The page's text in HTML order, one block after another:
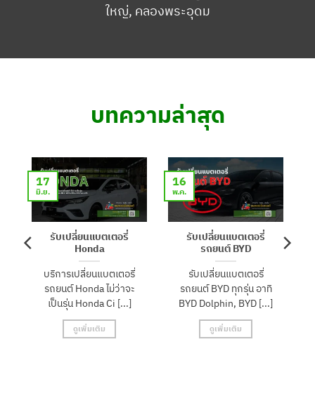
ใหญ่, คลองพระอุดม
บทความล่าสุด
รับเปลี่ยนแบตเตอรี่
Honda
บริการเปลี่ยนแบตเตอรี่
รถยนต์ Honda ไม่ว่าจะ
เป็นรุ่น Honda Ci [...]
ดูเพิ่มเติม
17
มิ.ย.
รับเปลี่ยนแบตเตอรี่
รถยนต์ BYD
รับเปลี่ยนแบตเตอรี่
รถยนต์ BYD ทุกรุ่น อาทิ
BYD Dolphin, BYD [...]
ดูเพิ่มเติม
16
พ.ค.